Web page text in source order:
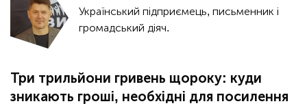
Три трильйони гривень щороку: куди
зникають гроші, необхідні для посилення
Український підприємець, письменник і
громадський діяч.